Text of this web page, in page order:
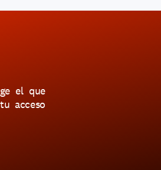
el que
acceso